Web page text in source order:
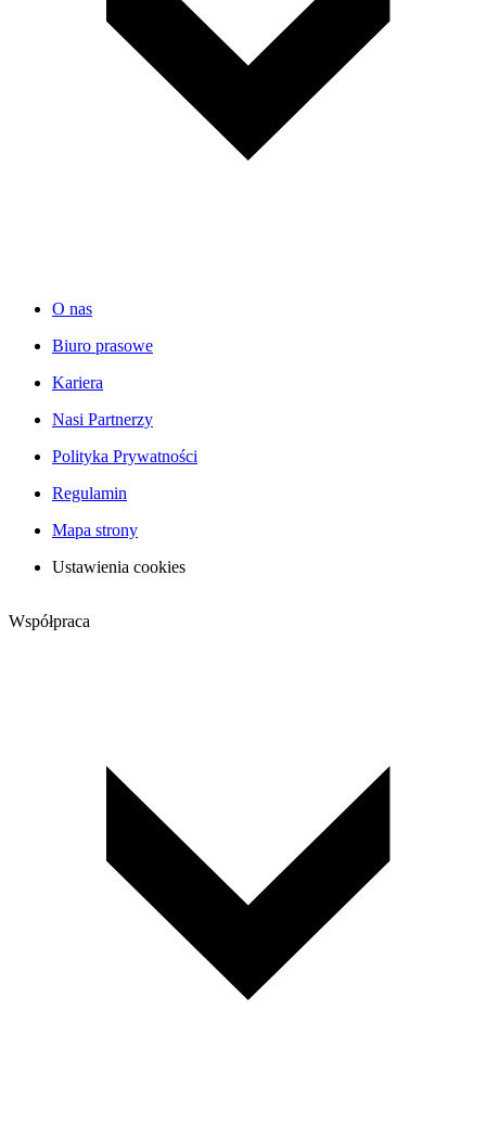
O nas
Biuro prasowe
Kariera
Nasi Partnerzy
Polityka Prywatności
Regulamin
Mapa strony
Ustawienia cookies
Współpraca